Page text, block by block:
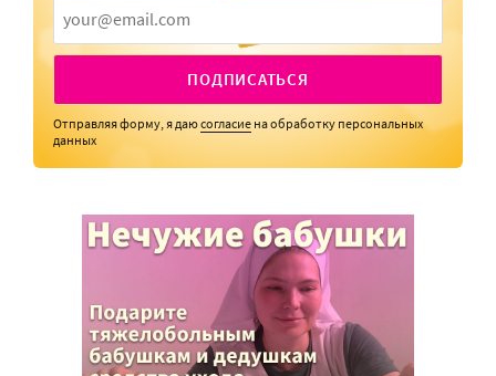
ПОДПИСАТЬСЯ
Отправляя форму, я даюсогласие на обработку персональных
данных